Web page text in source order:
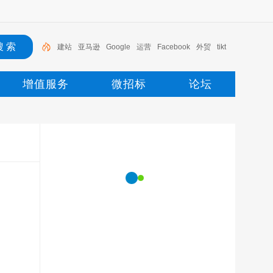
建站 亚马逊 Google 运营 Facebook 外贸 tikt
ok 广告
增值服务 微招标 论坛